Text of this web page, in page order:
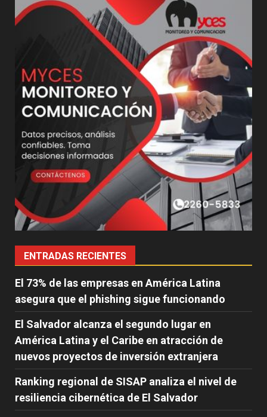
ENTRADAS RECIENTES
El 73% de las empresas en América Latina
asegura que el phishing sigue funcionando
El Salvador alcanza el segundo lugar en
América Latina y el Caribe en atracción de
nuevos proyectos de inversión extranjera
Ranking regional de SISAP analiza el nivel de
resiliencia cibernética de El Salvador